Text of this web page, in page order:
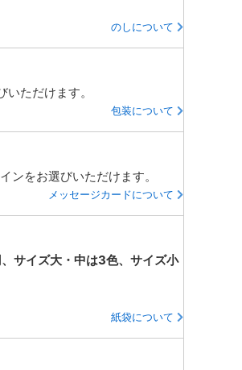
のしについて
ただけます。
包装について
ンをお選びいただけます。
メッセージカードについて
サイズ大・中は3色、サイズ小
紙袋について